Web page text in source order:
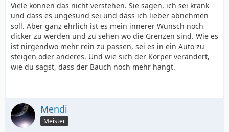
Viele können das nicht verstehen. Sie sagen, ich sei krank
und dass es ungesund sei und dass ich lieber abnehmen
soll. Aber ganz ehrlich ist es mein innerer Wunsch noch
dicker zu werden und zu sehen wo die Grenzen sind. Wie es
ist nirgendwo mehr rein zu passen, sei es in ein Auto zu
steigen oder anderes. Und wie sich der Körper verändert,
wie du sagst, dass der Bauch noch mehr hängt.
Mendi
Meister